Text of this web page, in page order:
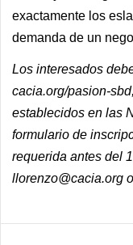
exactamente los
demanda de un
Los interesados
cacia.org/pasion-
establecidos en las
formulario de
requerida antes del
llorenzo@cacia.org